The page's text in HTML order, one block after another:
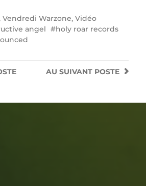
Vendredi Warzone, Vidéo
angel
holy roar records
AU SUIVANT POSTE